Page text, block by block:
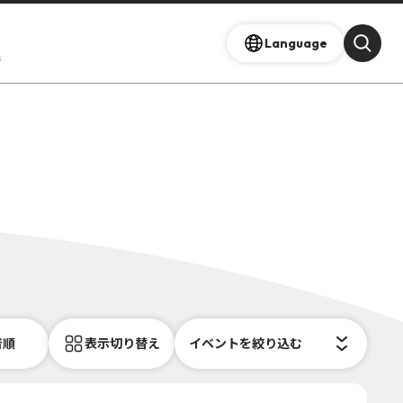
Language
順 表示切り替え イベントを絞り込む